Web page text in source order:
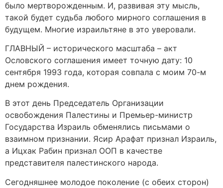
было мертворожденным. И, развивая эту мысль,
такой будет судьба любого мирного соглашения в
будущем. Многие израильтяне в это уверовали.
ГЛАВНЫЙ – исторического масштаба – акт
Ословского соглашения имеет точную дату: 10
сентября 1993 года, которая совпала с моим 70-м
днем рождения.
В этот день Председатель Организации
освобождения Палестины и Премьер-министр
Государства Израиль обменялись письмами о
взаимном признании. Ясир Арафат признал Израиль,
а Ицхак Рабин признал ООП в качестве
представителя палестинского народа.
Сегодняшнее молодое поколение (с обеих сторон)